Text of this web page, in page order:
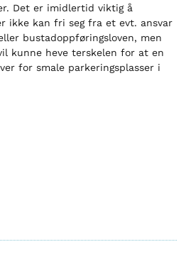
Det er imidlertid viktig å
ikke kan fri seg fra et evt. ansvar
bustadoppføringsloven, men
kunne heve terskelen for at en
for smale parkeringsplasser i